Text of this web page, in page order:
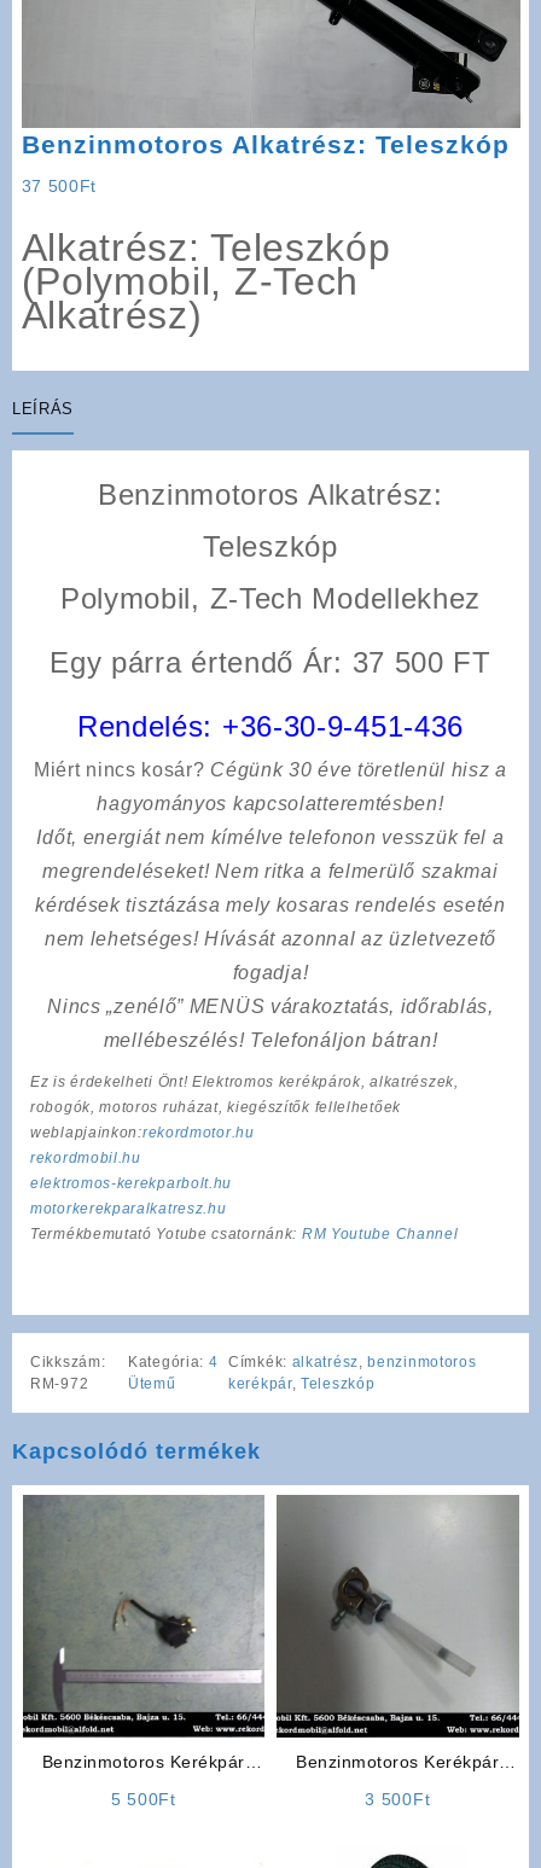
Benzinmotoros Alkatrész: Teleszkóp
37 500Ft
Alkatrész: Teleszkóp
(Polymobil, Z-Tech
Alkatrész)
LEÍRÁS
Benzinmotoros Alkatrész:
Teleszkóp
Polymobil, Z-Tech Modellekhez
Egy párra értendő Ár: 37 500 FT
Rendelés: +36-30-9-451-436
Miért nincs kosár? Cégünk 30 éve töretlenül hisz a
hagyományos kapcsolatteremtésben!
Időt, energiát nem kímélvetelefonon vesszük fel a
megrendeléseket! Nem ritka a felmerülő szakmai
kérdések tisztázása mely kosaras rendelés esetén
nem lehetséges! Hívását azonnal az üzletvezető
fogadja!
Nincs „zenélő” MENÜS várakoztatás, időrablás,
mellébeszélés! Telefonáljon bátran!
Ez is érdekelheti Önt! Elektromos kerékpárok, alkatrészek,
robogók, motoros ruházat, kiegészítők fellelhetőek
weblapjainkon:rekordmotor.hu
rekordmobil.hu
elektromos-kerekparbolt.hu
motorkerekparalkatresz.hu
Termékbemutató Yotube csatornánk: RM Youtube Channel
Cikkszám:
RM-972
Kategória: 4
Ütemű
Címkék: alkatrész ,benzinmotoros
kerékpár,Teleszkóp
Kapcsolódó termékek
Benzinmotoros Kerékpár
5 500Ft
Benzinmotoros Kerékpár
3 500Ft